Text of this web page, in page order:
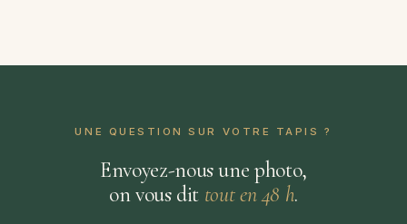
UNE QUESTION SUR VOTRE TAPIS ?
Envoyez-nous une photo,
on vous dit tout en 48 h.